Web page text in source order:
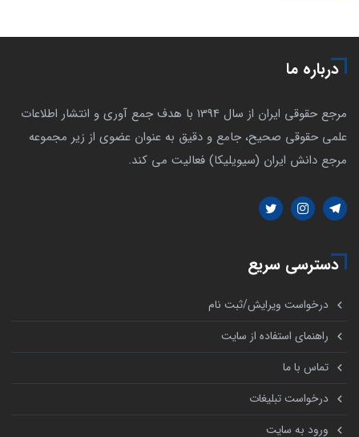
درباره ما
مرجع حقوقی ایران از سال 1394 با هدف جمع آوری و انتشار اطلاعات
علمی حقوقی صحیح، جامع و دقیق به عنوان عضوی از زیر مجموعه
مرجع دانش ایران (سیویلیکا) فعالیت می کند.
دسترسی سریع
درخواست ویرایش/ثبت نام
راهنمای استفاده از سایت
تماس با ما
درخواست تبلیغات
ورود به سایت